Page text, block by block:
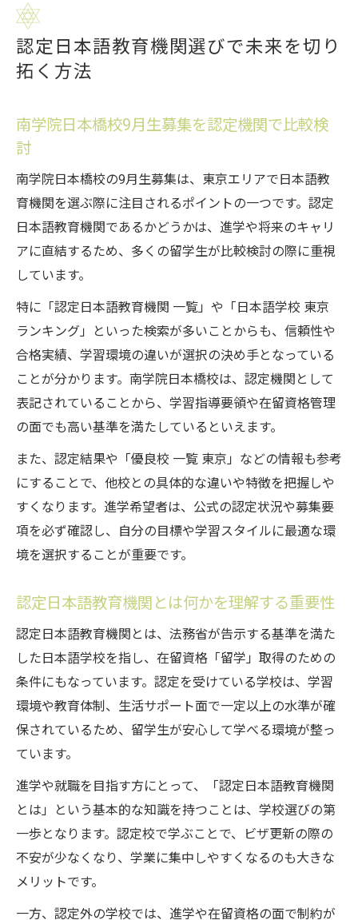
認定日本語教育機関選びで未来を切り
拓く方法
南学院日本橋校9月生募集を認定機関で比較検
討
南学院日本橋校の9月生募集は、東京エリアで日本語教
育機関を選ぶ際に注目されるポイントの一つです。認定
日本語教育機関であるかどうかは、進学や将来のキャリ
アに直結するため、多くの留学生が比較検討の際に重視
しています。
特に「認定日本語教育機関 一覧」や「日本語学校 東京
ランキング」といった検索が多いことからも、信頼性や
合格実績、学習環境の違いが選択の決め手となっている
ことが分かります。南学院日本橋校は、認定機関として
表記されていることから、学習指導要領や在留資格管理
の面でも高い基準を満たしているといえます。
また、認定結果や「優良校 一覧 東京」などの情報も参考
にすることで、他校との具体的な違いや特徴を把握しや
すくなります。進学希望者は、公式の認定状況や募集要
項を必ず確認し、自分の目標や学習スタイルに最適な環
境を選択することが重要です。
認定日本語教育機関とは何かを理解する重要性
認定日本語教育機関とは、法務省が告示する基準を満た
した日本語学校を指し、在留資格「留学」取得のための
条件にもなっています。認定を受けている学校は、学習
環境や教育体制、生活サポート面で一定以上の水準が確
保されているため、留学生が安心して学べる環境が整っ
ています。
進学や就職を目指す方にとって、「認定日本語教育機関
とは」という基本的な知識を持つことは、学校選びの第
一歩となります。認定校で学ぶことで、ビザ更新の際の
不安が少なくなり、学業に集中しやすくなるのも大きな
メリットです。
一方、認定外の学校では、進学や在留資格の面で制約が